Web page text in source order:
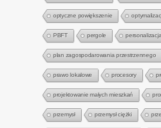
optyczne powiększenie
PBFT pergole personalizacja
plan zagospodarowania przestrzennego
prawo lokalowe procesory
projektowanie małych mieszkań
przemysł przemysł ciężki